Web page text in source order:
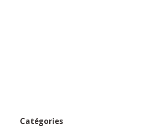
Catégories